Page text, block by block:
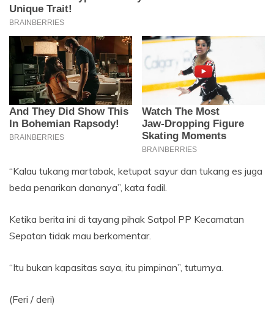
“Kalau tukang martabak, ketupat sayur dan tukang es juga
beda penarikan dananya”, kata fadil.
Ketika berita ini di tayang pihak Satpol PP Kecamatan
Sepatan tidak mau berkomentar.
“Itu bukan kapasitas saya, itu pimpinan”, tuturnya.
(Feri / deri)